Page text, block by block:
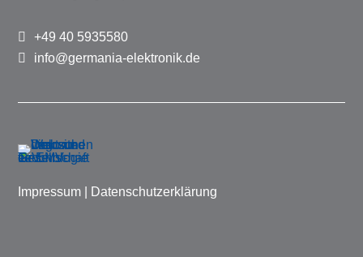
+49 40 5935580
info@germania-elektronik.de
Impressum | Datenschutzerklärung